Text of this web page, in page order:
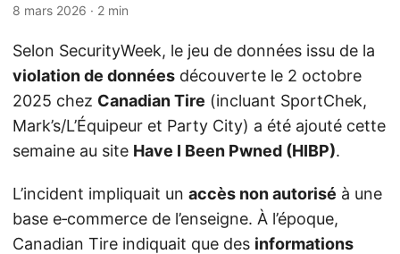
8 mars 2026 · 2 min
Selon SecurityWeek, le jeu de données issu de la
violation de données découverte le 2 octobre
2025 chez Canadian Tire (incluant SportChek,
Mark’s/L’Équipeur et Party City) a été ajouté cette
semaine au site Have I Been Pwned (HIBP).
L’incident impliquait un accès non autorisé à une
base e‑commerce de l’enseigne. À l’époque,
Canadian Tire indiquait que des informations